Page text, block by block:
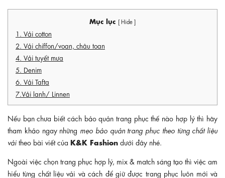
Mục lục [ Hide ]
1. Vải cotton
2. Vải chiffon/voan, châu toan
4. Vải tuyết mưa
5. Denim
6. Vải Tafta
7.Vải lanh/ Linnen
Nếu bạn chưa biết cách bảo quản trang phục thế nào hợp lý thì hãy
tham khảo ngay những mẹo bảo quản trang phục theo từng chất liệu
vải theo bài viết của K&K Fashion dưới đây nhé.
Ngoài việc chọn trang phục hợp lý, mix & match sáng tạo thì việc am
hiểu từng chất liệu vải và cách để giữ được trang phục luôn mới và